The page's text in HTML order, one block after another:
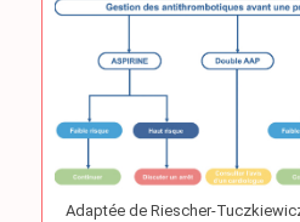
Adaptée de Riescher-